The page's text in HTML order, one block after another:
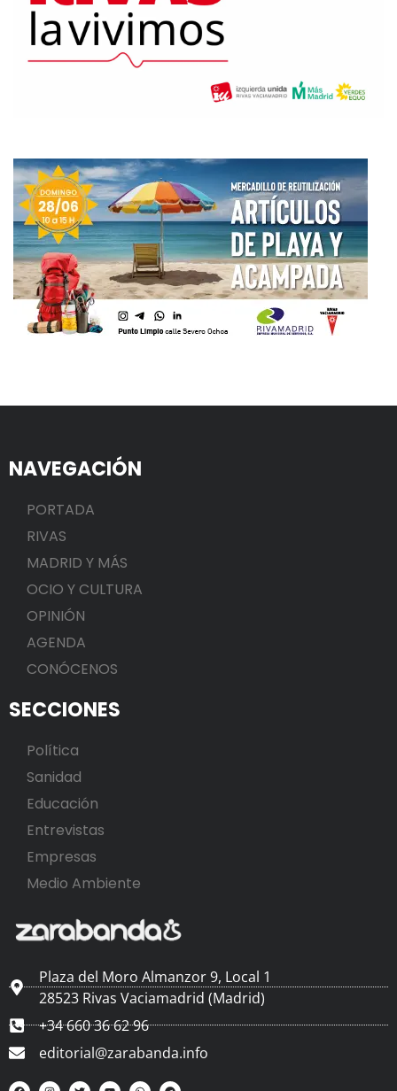
NAVEGACIÓN
PORTADA
RIVAS
MADRID Y MÁS
OCIO Y CULTURA
OPINIÓN
AGENDA
CONÓCENOS
SECCIONES
Política
Sanidad
Educación
Entrevistas
Empresas
Medio Ambiente
Plaza del Moro Almanzor 9, Local 1
28523 Rivas Vaciamadrid (Madrid)
+34 660 36 62 96
editorial@zarabanda.info